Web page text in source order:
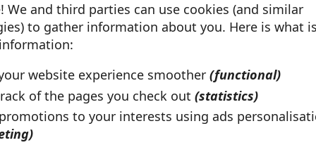
We and third parties can use cookies (and similar
to gather information about you. Here is what
website experience smoother (functional)
of the pages you check out (statistics)
to your interests using ads
en haar afhankelijke maatschappijen tezamen
aan deze drie vereisten dan dient de
handelsregister opgaaf te doen, dat zij aan deze